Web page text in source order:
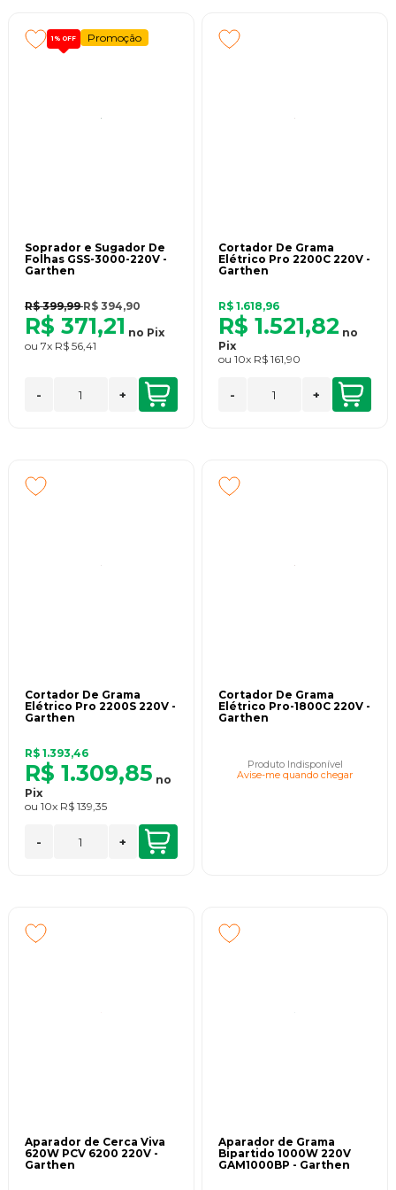
1% OFF Promoção
Soprador e Sugador De
Folhas GSS-3000-220V -
Garthen
R$ 399,99R$ 394,90
R$ 371,21 no Pix
ou 7x R$ 56,41
- +
Cortador De Grama
Elétrico Pro 2200C 220V -
Garthen
R$ 1.618,96
R$ 1.521,82 no
Pix
ou 10x R$ 161,90
- +
Cortador De Grama
Elétrico Pro 2200S 220V -
Garthen
R$ 1.393,46
R$ 1.309,85 no
Pix
ou 10x R$ 139,35
- +
Cortador De Grama
Elétrico Pro-1800C 220V -
Garthen
Produto Indisponível
Avise-me quando chegar
Aparador de Cerca Viva
620W PCV 6200 220V -
Garthen
Aparador de Grama
Bipartido 1000W 220V
GAM1000BP - Garthen